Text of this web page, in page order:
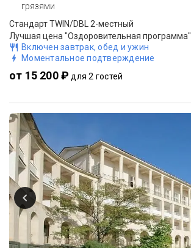
грязями
Стандарт TWIN/DBL 2-местный
Лучшая цена "Оздоровительная программа"
Включен завтрак, обед и ужин
Моментальное подтверждение
от 15 200 ₽ для 2 гостей